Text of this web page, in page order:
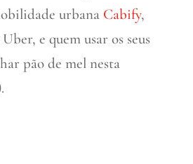
urbana Cabify,
e quem usar os seus
pão de mel nesta